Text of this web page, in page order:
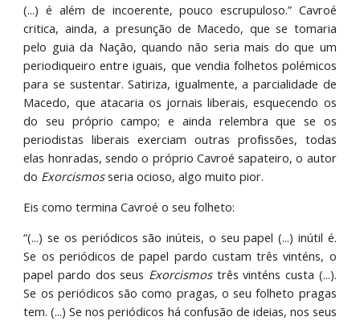
(...) é além de incoerente, pouco escrupuloso.” Cavroé
critica, ainda, a presunção de Macedo, que se tomaria
pelo guia da Nação, quando não seria mais do que um
periodiqueiro entre iguais, que vendia folhetos polémicos
para se sustentar. Satiriza, igualmente, a parcialidade de
Macedo, que atacaria os jornais liberais, esquecendo os
do seu próprio campo; e ainda relembra que se os
periodistas liberais exerciam outras profissões, todas
elas honradas, sendo o próprio Cavroé sapateiro, o autor
do Exorcismosseria ocioso, algo muito pior.
Eis como termina Cavroé o seu folheto:
“(...) se os periódicos são inúteis, o seu papel (...) inútil é.
Se os periódicos de papel pardo custam três vinténs, o
papel pardo dos seus Exorcismos três vinténs custa (...).
Se os periódicos são como pragas, o seu folheto pragas
tem. (...) Se nos periódicos há confusão de ideias, nos seus